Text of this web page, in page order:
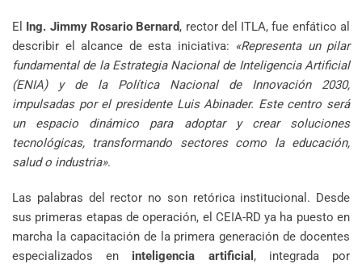
El Ing. Jimmy Rosario Bernard, rector del ITLA, fue enfático al
describir el alcance de esta iniciativa: «Representa un pilar
fundamental de la Estrategia Nacional de Inteligencia Artificial
(ENIA) y de la Política Nacional de Innovación 2030,
impulsadas por el presidente Luis Abinader. Este centro será
un espacio dinámico para adoptar y crear soluciones
tecnológicas, transformando sectores como la educación,
salud o industria».
Las palabras del rector no son retórica institucional. Desde
sus primeras etapas de operación, el CEIA-RD ya ha puesto en
marcha la capacitación de la primera generación de docentes
especializados en inteligencia artificial , integrada por